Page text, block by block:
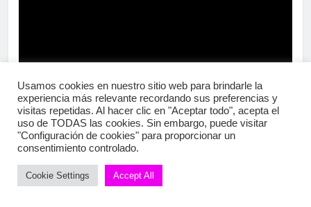
Usamos cookies en nuestro sitio web para brindarle la
experiencia más relevante recordando sus preferencias y
visitas repetidas. Al hacer clic en "Aceptar todo", acepta el
uso de TODAS las cookies. Sin embargo, puede visitar
"Configuración de cookies" para proporcionar un
consentimiento controlado.
Cookie Settings Accept All